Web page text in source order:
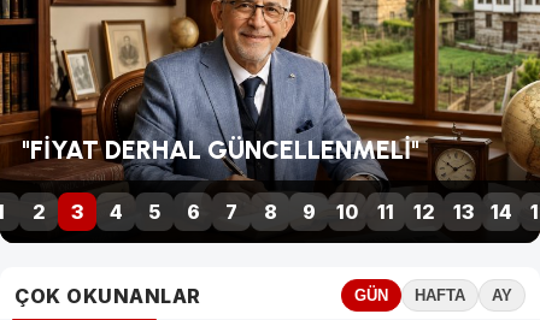
YEDAŞ, GENÇ YETENEKLERİ ARIYOR
2 3 4 5 6 7 8 9 10 11 12 13 14
ÇOK OKUNANLAR GÜN HAFTA AY